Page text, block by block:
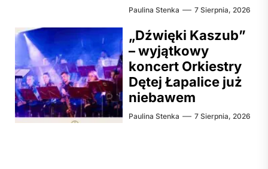
Paulina Stenka 7 Sierpnia, 2026
„Dźwięki Kaszub”
– wyjątkowy
koncert Orkiestry
Dętej Łapalice już
niebawem
Paulina Stenka 7 Sierpnia, 2026